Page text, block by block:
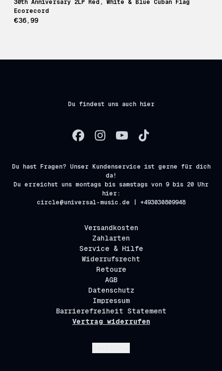
30th Anniversary 2LP Red, White & Blue Cuban Flag
Ecorecord
€36,99
Du findest uns auch hier
Du hast Fragen? Unser Kundenservice ist gerne für dich
da!
Du erreichst uns montags bis samstags von 9 bis 20 Uhr
hier:
circle@universal-music.de | +493030809948
Versandkosten
Zahlarten
Service & Hilfe
Widerrufsrecht
Retoure
AGB
Datenschutz
Impressum
Barrierefreiheit Statement
Vertrag widerrufen